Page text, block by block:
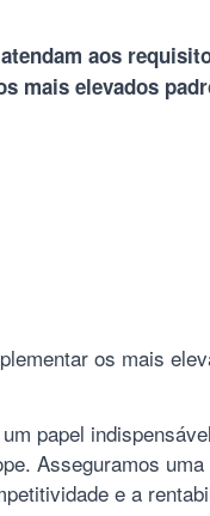
aos
mais elevados
os mais
papel
Asseguramos
e a